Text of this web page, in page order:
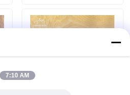
7:10 AM